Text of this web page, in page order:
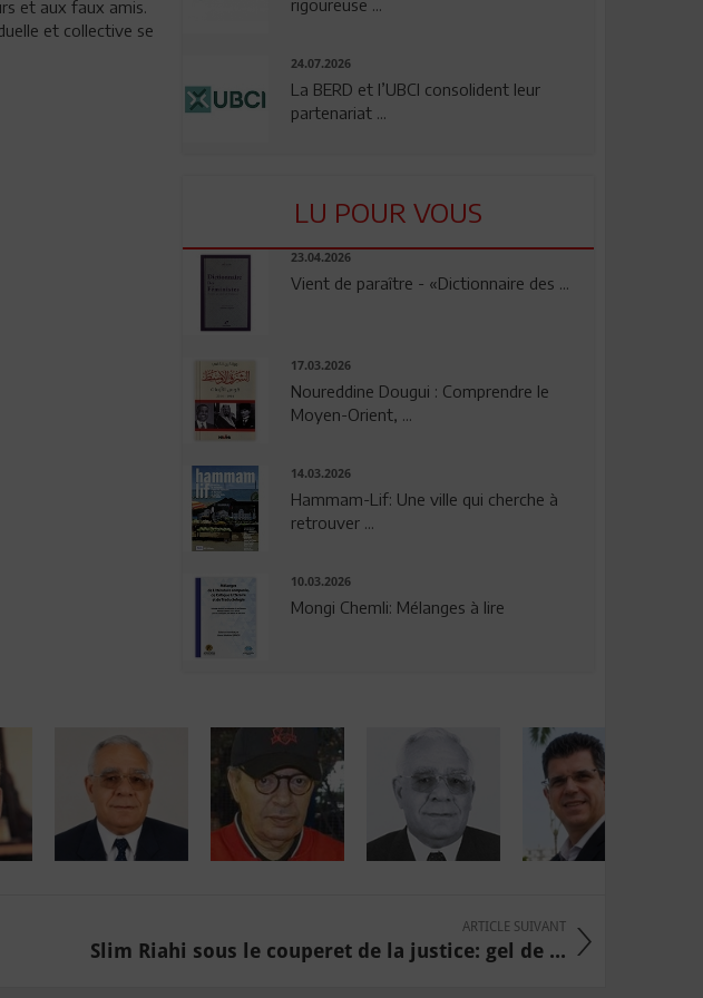
et aux faux amis.
et collective se
rigoureuse ...
24.07.2026
La BERD et l’UBCI consolident leur
partenariat ...
LU POUR VOUS
23.04.2026
Vient de paraître - «Dictionnaire des ...
17.03.2026
Noureddine Dougui : Comprendre le
Moyen-Orient, ...
14.03.2026
Hammam-Lif: Une ville qui cherche à
retrouver ...
10.03.2026
Mongi Chemli: Mélanges à lire
ARTICLE SUIVANT
Slim Riahi sous le couperet de la justice: gel de ...